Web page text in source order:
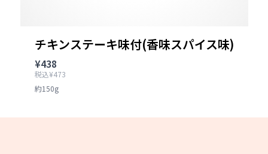
チキンステーキ味付(香味スパイス味)
¥438
税込¥473
約150g